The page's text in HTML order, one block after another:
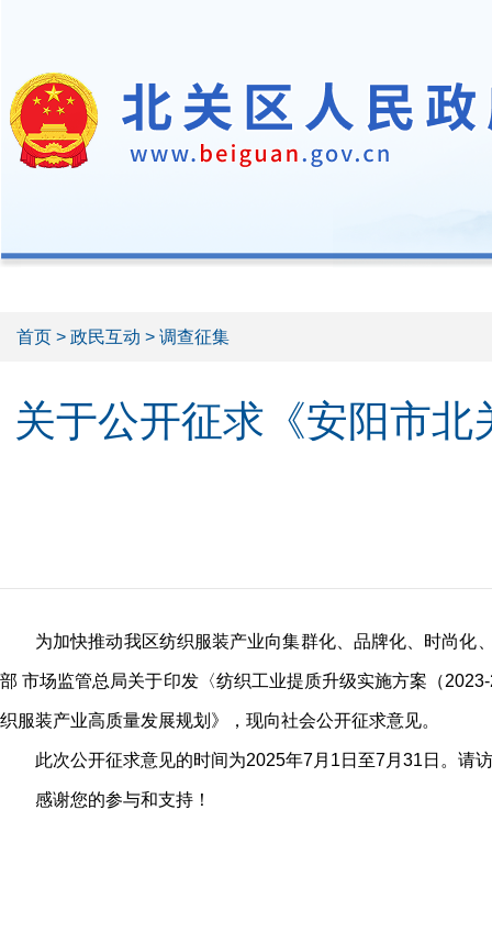
首页 > 政民互动 > 调查征集
关于公开征求《安阳市
为加快推动我区纺织服装产业向集群化、品牌化、时尚化
部 市场监管总局关于印发〈纺织工业提质升级实施方案（
织服装产业高质量发展规划》，现向社会公开征求意见。
此次公开征求意见的时间为2025年7月1日至7月31日。请
感谢您的参与和支持！